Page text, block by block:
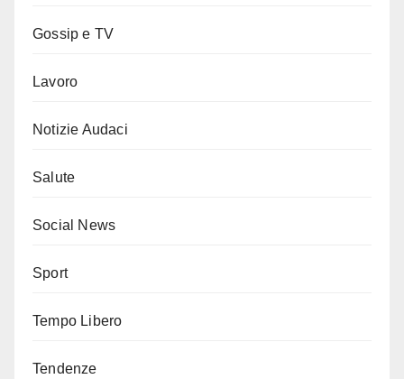
Gossip e TV
Lavoro
Notizie Audaci
Salute
Social News
Sport
Tempo Libero
Tendenze